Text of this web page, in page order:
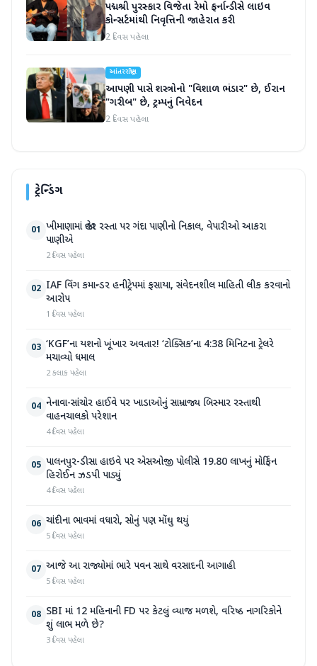
પદ્મશ્રી પુરસ્કાર વિજેતા રેમો ફર્નાન્ડીસે લાઇવ
કોન્સર્ટમાંથી નિવૃત્તિની જાહેરાત કરી
2 દિવસ પહેલા
આંતરરાષ્ટ્રીય
આપણી પાસે શસ્ત્રોનો "વિશાળ ભંડાર" છે, ઈરાન
"ગરીબ" છે, ટ્રમ્પનું નિવેદન
2 દિવસ પહેલા
ટ્રેન્ડિંગ
01 ખીમાણામાં જાહેર રસ્તા પર ગંદા પાણીનો નિકાલ, વેપારીઓ આકરા
પાણીએ
2 દિવસ પહેલા
02 IAF વિંગ કમાન્ડર હનીટ્રેપમાં ફસાયા, સંવેદનશીલ માહિતી લીક કરવાનો
આરોપ
1 દિવસ પહેલા
03 ‘KGF’ના યશનો ખૂંખાર અવતાર! ‘ટોક્સિક’ના 4:38 મિનિટના ટ્રેલરે
મચાવ્યો ધમાલ
2 કલાક પહેલા
04 નેનાવા-સાંચોર હાઈવે પર ખાડાઓનું સામ્રાજ્ય બિસ્માર રસ્તાથી
વાહનચાલકો પરેશાન
4 દિવસ પહેલા
05 પાલનપુર-ડીસા હાઇવે પર એસઓજી પોલીસે 19.80 લાખનું મોર્ફિન
હિરોઈન ઝડપી પાડ્યું
4 દિવસ પહેલા
06 ચાંદીના ભાવમાં વધારો, સોનું પણ મોંઘુ થયું
5 દિવસ પહેલા
07 આજે આ રાજ્યોમાં ભારે પવન સાથે વરસાદની આગાહી
5 દિવસ પહેલા
08 SBI માં 12 મહિનાની FD પર કેટલું વ્યાજ મળશે, વરિષ્ઠ નાગરિકોને
શું લાભ મળે છે?
3 દિવસ પહેલા